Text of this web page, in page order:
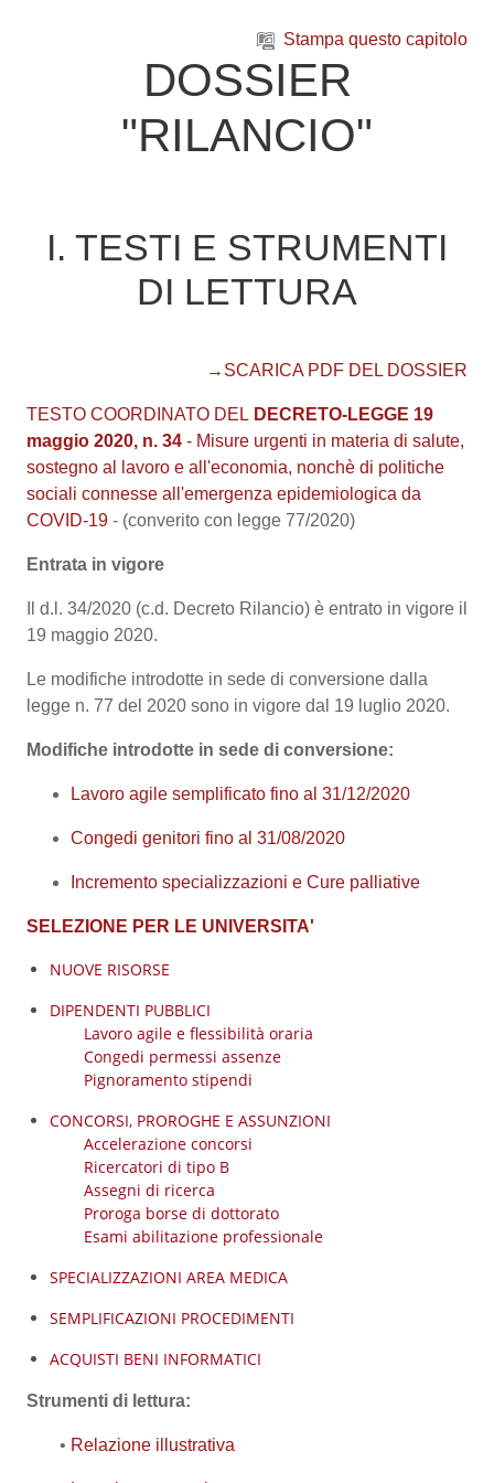
Stampa questo capitolo
DOSSIER
"RILANCIO"
I. TESTI E STRUMENTI
DI LETTURA
→SCARICA PDF DEL DOSSIER
TESTO COORDINATO DEL DECRETO-LEGGE 19
maggio 2020, n. 34 - Misure urgenti in materia di salute,
sostegno al lavoro e all'economia, nonchè di politiche
sociali connesse all'emergenza epidemiologica da
COVID-19 - (converito con legge 77/2020)
Entrata in vigore
Il d.l. 34/2020 (c.d. Decreto Rilancio) è entrato in vigore il
19 maggio 2020.
Le modifiche introdotte in sede di conversione dalla
legge n. 77 del 2020 sono in vigore dal 19 luglio 2020.
Modifiche introdotte in sede di conversione:
Lavoro agile semplificato fino al 31/12/2020
Congedi genitori fino al 31/08/2020
Incremento specializzazioni e Cure palliative
SELEZIONE PER LE UNIVERSITA'
NUOVE RISORSE
DIPENDENTI PUBBLICI
Lavoro agile e flessibilità oraria
Congedi permessi assenze
Pignoramento stipendi
CONCORSI, PROROGHE E ASSUNZIONI
Accelerazione concorsi
Ricercatori di tipo B
Assegni di ricerca
Proroga borse di dottorato
Esami abilitazione professionale
SPECIALIZZAZIONI AREA MEDICA
SEMPLIFICAZIONI PROCEDIMENTI
ACQUISTI BENI INFORMATICI
Strumenti di lettura:
• Relazione illustrativa